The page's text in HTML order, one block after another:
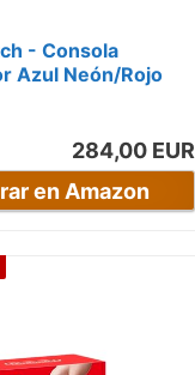
- Consola
Azul Neón/Rojo
284,00 EUR
en Amazon